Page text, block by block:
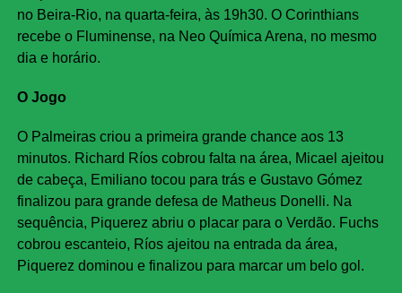
no Beira-Rio, na quarta-feira, às 19h30. O Corinthians
recebe o Fluminense, na Neo Química Arena, no mesmo
dia e horário.
O Jogo
O Palmeiras criou a primeira grande chance aos 13
minutos. Richard Ríos cobrou falta na área, Micael ajeitou
de cabeça, Emiliano tocou para trás e Gustavo Gómez
finalizou para grande defesa de Matheus Donelli. Na
sequência, Piquerez abriu o placar para o Verdão. Fuchs
cobrou escanteio, Ríos ajeitou na entrada da área,
Piquerez dominou e finalizou para marcar um belo gol.